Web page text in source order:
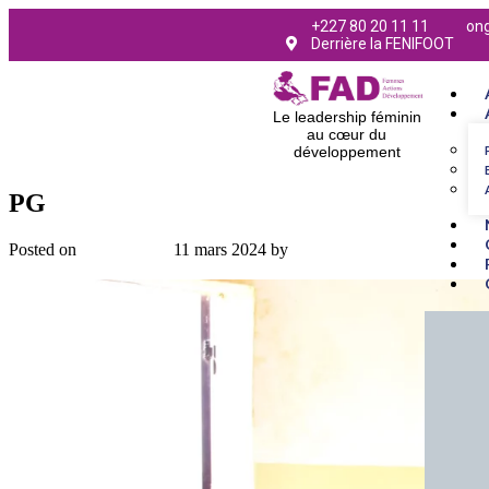
+227 80 20 11 11
Derrière la FENIFOOT
Le leadership féminin
au cœur du
développement
PG
Posted on 11 mars 2024 by